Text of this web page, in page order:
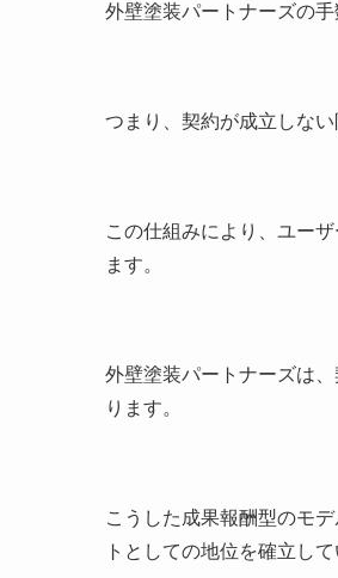
外壁塗装パートナーズの
つまり、契約が成立しな
この仕組みにより、ユー
ます。
外壁塗装パートナーズは
ります。
こうした成果報酬型のモ
トとしての地位を確立して